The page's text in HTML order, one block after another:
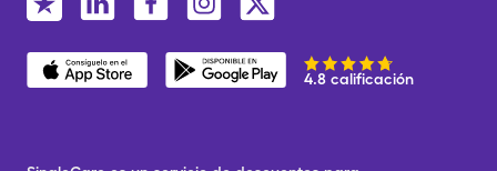
4.8 calificación